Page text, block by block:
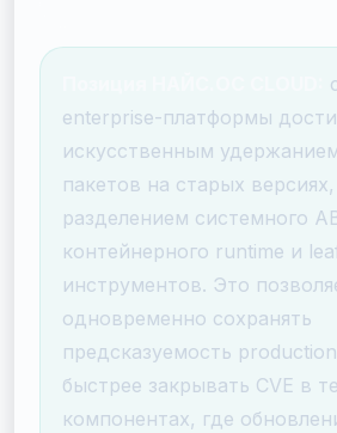
enterprise-платформы
искусственным
пакетов на старых
разделением системного
контейнерного runtime и
инструментов. Это
одновременно сохранять
предсказуемость
быстрее закрывать CVE в
компонентах, где